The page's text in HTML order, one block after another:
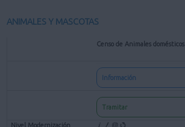
ANIMALES Y MASCOTAS
Censo de Animales domésticos
Información
Tramitar